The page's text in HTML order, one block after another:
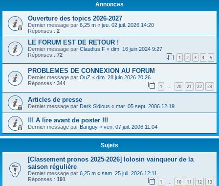
Annonces
Ouverture des topics 2026-2027
Dernier message par 6,25 m « jeu. 02 juil. 2026 14:20
Réponses : 2
LE FORUM EST DE RETOUR !
Dernier message par Claudius F « dim. 16 juin 2024 9:27
Réponses : 72 1 2 3 4 5
PROBLEMES DE CONNEXION AU FORUM
Dernier message par OuZ « dim. 28 juin 2026 20:26
Réponses : 344 1 … 20 21 22 23
Articles de presse
Dernier message par Dark Sidious « mar. 05 sept. 2006 12:19
!!! A lire avant de poster !!!
Dernier message par Banguy « ven. 07 juil. 2006 11:04
Sujets
[Classement pronos 2025-2026] lolosin vainqueur de la
saison régulière
Dernier message par 6,25 m « sam. 25 juil. 2026 12:11
Réponses : 191 1 10 11 12 13